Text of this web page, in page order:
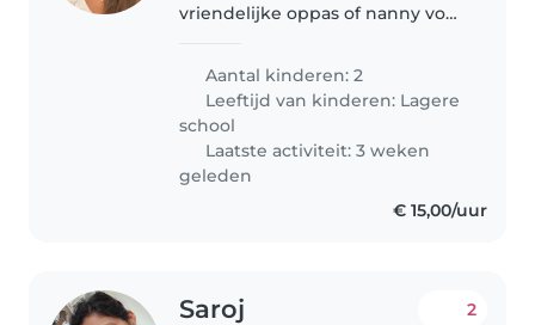
vriendelijke oppas of nanny voor
kinderen in de
basisschoolleeftijd. Onze
kinderen zijn dol op praten en
spelen, dus iemand..
Aantal kinderen: 2
Leeftijd van kinderen: Lagere
school
Laatste activiteit: 3 weken
geleden
€ 15,00/uur
Saroj 2